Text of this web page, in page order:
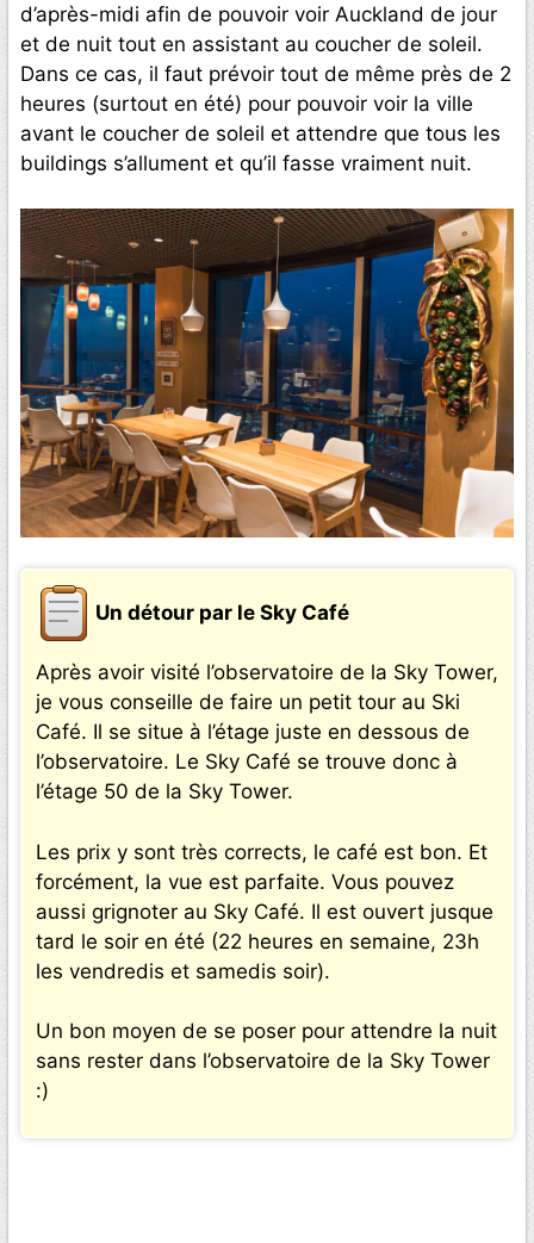
d’après-midi afin de pouvoir voir Auckland de jour
et de nuit tout en assistant au coucher de soleil.
Dans ce cas, il faut prévoir tout de même près de 2
heures (surtout en été) pour pouvoir voir la ville
avant le coucher de soleil et attendre que tous les
buildings s’allument et qu’il fasse vraiment nuit.
Un détour par le Sky Café
Après avoir visité l’observatoire de la Sky Tower,
je vous conseille de faire un petit tour au Ski
Café. Il se situe à l’étage juste en dessous de
l’observatoire. Le Sky Café se trouve donc à
l’étage 50 de la Sky Tower.
Les prix y sont très corrects, le café est bon. Et
forcément, la vue est parfaite. Vous pouvez
aussi grignoter au Sky Café. Il est ouvert jusque
tard le soir en été (22 heures en semaine, 23h
les vendredis et samedis soir).
Un bon moyen de se poser pour attendre la nuit
sans rester dans l’observatoire de la Sky Tower
:)